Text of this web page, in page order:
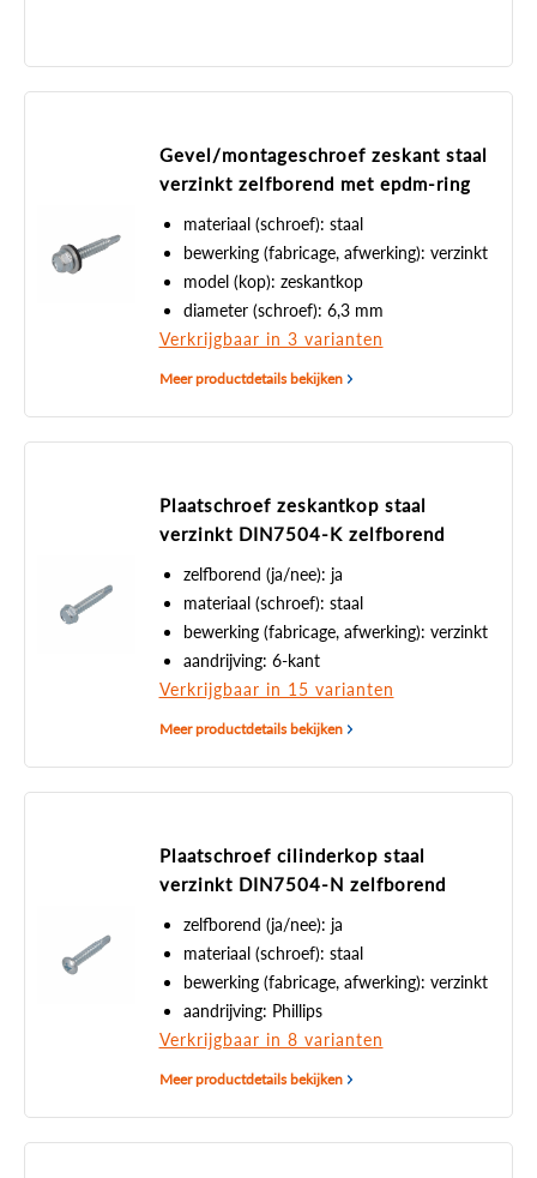
Gevel/montageschroef zeskant staal
verzinkt zelfborend met epdm-ring
materiaal (schroef): staal
bewerking (fabricage, afwerking): verzinkt
model (kop): zeskantkop
diameter (schroef): 6,3 mm
Verkrijgbaar in 3 varianten
Meer productdetails bekijken
Plaatschroef zeskantkop staal
verzinkt DIN7504-K zelfborend
zelfborend (ja/nee): ja
materiaal (schroef): staal
bewerking (fabricage, afwerking): verzinkt
aandrijving: 6-kant
Verkrijgbaar in 15 varianten
Meer productdetails bekijken
Plaatschroef cilinderkop staal
verzinkt DIN7504-N zelfborend
zelfborend (ja/nee): ja
materiaal (schroef): staal
bewerking (fabricage, afwerking): verzinkt
aandrijving: Phillips
Verkrijgbaar in 8 varianten
Meer productdetails bekijken